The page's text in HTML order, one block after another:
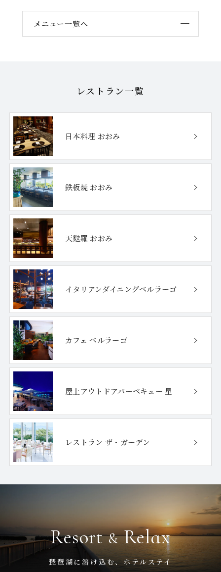
メニュー一覧へ
レストラン一覧
日本料理 おおみ
鉄板焼 おおみ
天麩羅 おおみ
イタリアンダイニングベルラーゴ
カフェ ベルラーゴ
屋上アウトドアバーベキュー 星
レストラン ザ・ガーデン
Resort&Relax
琵琶湖に溶け込む、ホテルステイ